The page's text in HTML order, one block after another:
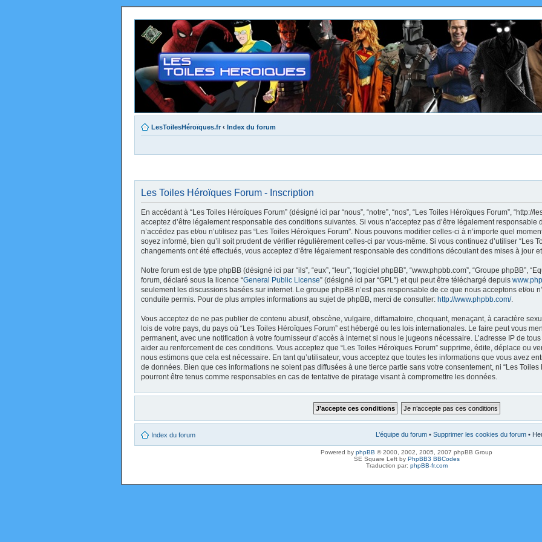
LesToilesHéroïques.fr ‹ Index du forum
Les Toiles Héroïques Forum - Inscription
En accédant à “Les Toiles Héroïques Forum” (désigné ici par “nous”, “notre”, “nos”, “Les Toiles Héroïques Forum”, “http://
acceptez d’être légalement responsable des conditions suivantes. Si vous n’acceptez pas d’être légalement
n’accédez pas et/ou n’utilisez pas “Les Toiles Héroïques Forum”. Nous pouvons modifier celles-ci à n’importe quel
soyez informé, bien qu’il soit prudent de vérifier régulièrement celles-ci par vous-même. Si vous continuez d’utiliser “Les
changements ont été effectués, vous acceptez d’être légalement responsable des conditions découlant des mises à jour
Notre forum est de type phpBB (désigné ici par “ils”, “eux”, “leur”, “logiciel phpBB”, “www.phpbb.com”, “Groupe phpBB”,
forum, déclaré sous la licence “General Public License” (désigné ici par “GPL”) et qui peut être téléchargé depuis
seulement les discussions basées sur internet. Le groupe phpBB n’est pas responsable de ce que nous acceptons et/ou
conduite permis. Pour de plus amples informations au sujet de phpBB, merci de consulter: http://www.phpbb.com/.
Vous acceptez de ne pas publier de contenu abusif, obscène, vulgaire, diffamatoire, choquant, menaçant, à caractère
lois de votre pays, du pays où “Les Toiles Héroïques Forum” est hébergé ou les lois internationales. Le faire peut vous
permanent, avec une notification à votre fournisseur d’accès à internet si nous le jugeons nécessaire. L’adresse IP de
aider au renforcement de ces conditions. Vous acceptez que “Les Toiles Héroïques Forum” supprime, édite, déplace ou
nous estimons que cela est nécessaire. En tant qu’utilisateur, vous acceptez que toutes les informations que vous avez
de données. Bien que ces informations ne soient pas diffusées à une tierce partie sans votre consentement, ni “Les Toiles
pourront être tenus comme responsables en cas de tentative de piratage visant à compromettre les données.
Index du forum L’équipe du forum • Supprimer les cookies du forum •
Powered by phpBB © 2000, 2002, 2005, 2007 phpBB Group
SE Square Left by PhpBB3 BBCodes
Traduction par: phpBB-fr.com